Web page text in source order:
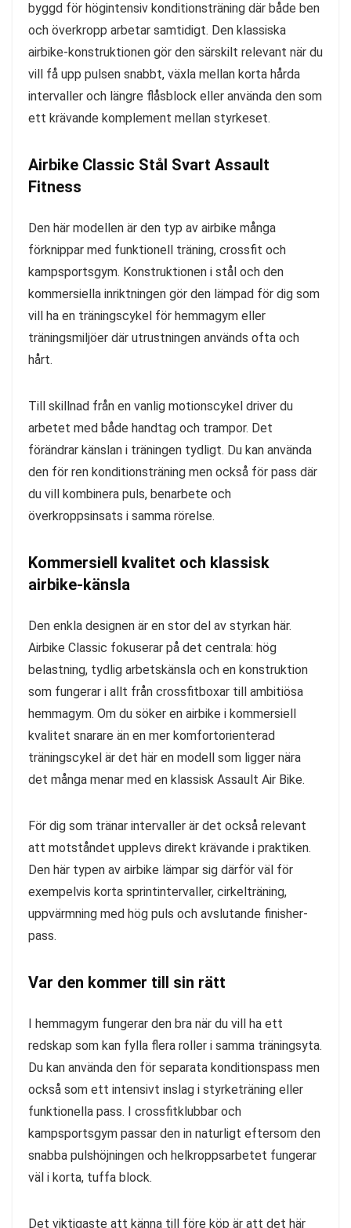
byggd för högintensiv konditionsträning där både ben
och överkropp arbetar samtidigt. Den klassiska
airbike-konstruktionen gör den särskilt relevant när du
vill få upp pulsen snabbt, växla mellan korta hårda
intervaller och längre flåsblock eller använda den som
ett krävande komplement mellan styrkeset.
Airbike Classic Stål Svart Assault
Fitness
Den här modellen är den typ av airbike många
förknippar med funktionell träning, crossfit och
kampsportsgym. Konstruktionen i stål och den
kommersiella inriktningen gör den lämpad för dig som
vill ha en träningscykel för hemmagym eller
träningsmiljöer där utrustningen används ofta och
hårt.
Till skillnad från en vanlig motionscykel driver du
arbetet med både handtag och trampor. Det
förändrar känslan i träningen tydligt. Du kan använda
den för ren konditionsträning men också för pass där
du vill kombinera puls, benarbete och
överkroppsinsats i samma rörelse.
Kommersiell kvalitet och klassisk
airbike-känsla
Den enkla designen är en stor del av styrkan här.
Airbike Classic fokuserar på det centrala: hög
belastning, tydlig arbetskänsla och en konstruktion
som fungerar i allt från crossfitboxar till ambitiösa
hemmagym. Om du söker en airbike i kommersiell
kvalitet snarare än en mer komfortorienterad
träningscykel är det här en modell som ligger nära
det många menar med en klassisk Assault Air Bike.
För dig som tränar intervaller är det också relevant
att motståndet upplevs direkt krävande i praktiken.
Den här typen av airbike lämpar sig därför väl för
exempelvis korta sprintintervaller, cirkelträning,
uppvärmning med hög puls och avslutande finisher-
pass.
Var den kommer till sin rätt
I hemmagym fungerar den bra när du vill ha ett
redskap som kan fylla flera roller i samma träningsyta.
Du kan använda den för separata konditionspass men
också som ett intensivt inslag i styrketräning eller
funktionella pass. I crossfitklubbar och
kampsportsgym passar den in naturligt eftersom den
snabba pulshöjningen och helkroppsarbetet fungerar
väl i korta, tuffa block.
Det viktigaste att känna till före köp är att det här